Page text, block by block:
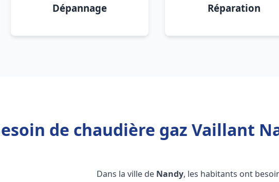
Dépannage Réparation
de chaudière gaz Vaillant
Dans la ville de Nandy, les habitants ont